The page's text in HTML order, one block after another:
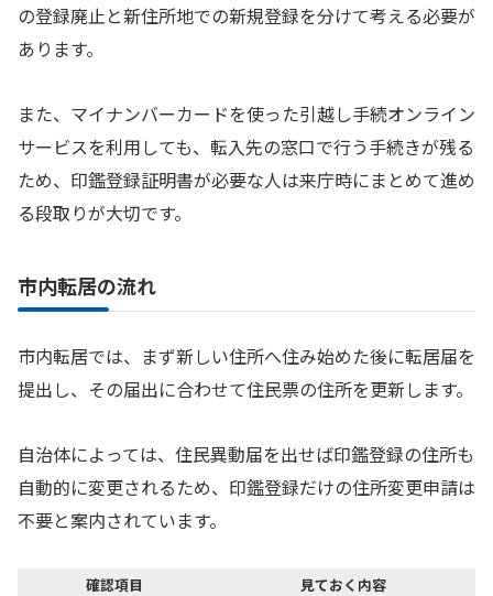
の登録廃止と新住所地での新規登録を分けて考える必要が
あります。
また、マイナンバーカードを使った引越し手続オンライン
サービスを利用しても、転入先の窓口で行う手続きが残る
ため、印鑑登録証明書が必要な人は来庁時にまとめて進め
る段取りが大切です。
市内転居の流れ
市内転居では、まず新しい住所へ住み始めた後に転居届を
提出し、その届出に合わせて住民票の住所を更新します。
自治体によっては、住民異動届を出せば印鑑登録の住所も
自動的に変更されるため、印鑑登録だけの住所変更申請は
不要と案内されています。
確認項目
見ておく内容